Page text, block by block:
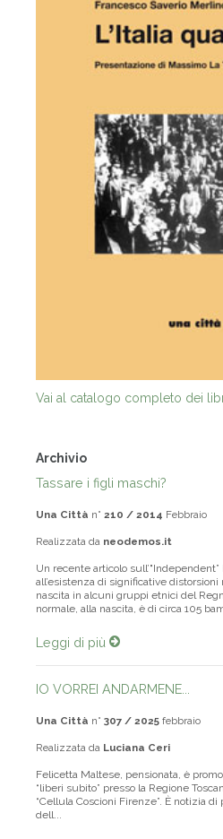
Vai al catalogo completo dei
Archivio
Tassare i figli maschi?
Una Città n° 210 / 2014 Febbraio
Realizzata da neodemos.it
Un recente articolo
all’esistenza di significative
nascita in alcuni gruppi etnici del
normale, alla nascita, è di circa 105
Leggi di più
IO VORREI ANDARMENE...
Una Città n° 307 / 2025 febbraio
Realizzata da Luciana Ceri
Felicetta Maltese, pensionata, è
“liberi subito” presso la Regione
“Cellula Coscioni Firenze”. È notizia di
dell...